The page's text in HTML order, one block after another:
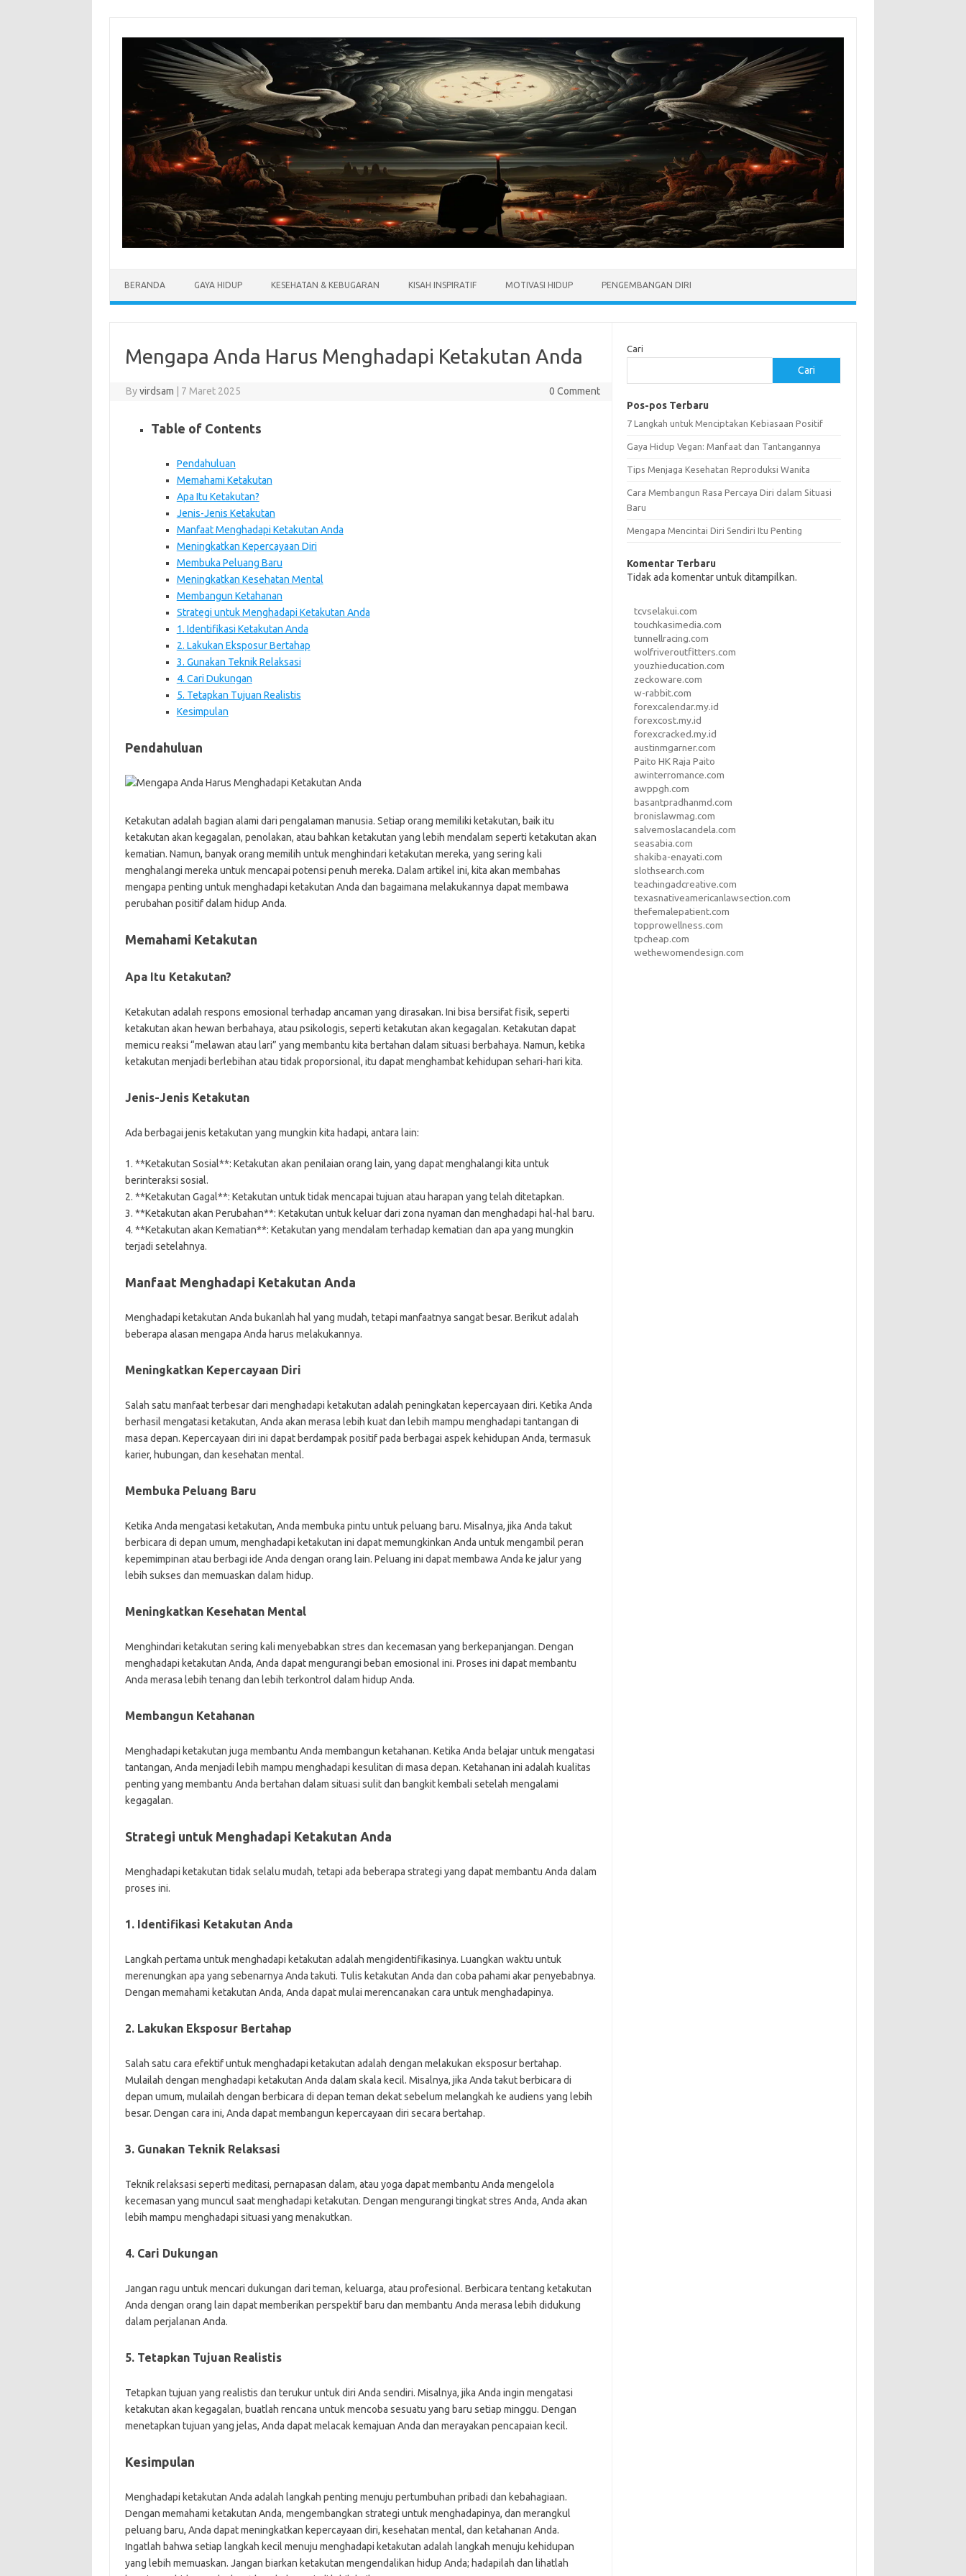
BERANDA GAYA HIDUP KESEHATAN & KEBUGARAN KISAH INSPIRATIF MOTIVASI HIDUP PENGEMBANGAN DIRI
Mengapa Anda Harus Menghadapi Ketakutan Anda
Byvirdsam 7 Maret 2025 0 Comment
Table of Contents
Pendahuluan
Memahami Ketakutan
Apa Itu Ketakutan?
Jenis-Jenis Ketakutan
Manfaat Menghadapi Ketakutan Anda
Meningkatkan Kepercayaan Diri
Membuka Peluang Baru
Meningkatkan Kesehatan Mental
Membangun Ketahanan
Strategi untuk Menghadapi Ketakutan Anda
1. Identifikasi Ketakutan Anda
2. Lakukan Eksposur Bertahap
3. Gunakan Teknik Relaksasi
4. Cari Dukungan
5. Tetapkan Tujuan Realistis
Kesimpulan
Pendahuluan
Ketakutan adalah bagian alami dari pengalaman manusia. Setiap orang memiliki ketakutan, baik itu
ketakutan akan kegagalan, penolakan, atau bahkan ketakutan yang lebih mendalam seperti ketakutan akan
kematian. Namun, banyak orang memilih untuk menghindari ketakutan mereka, yang sering kali
menghalangi mereka untuk mencapai potensi penuh mereka. Dalam artikel ini, kita akan membahas
mengapa penting untuk menghadapi ketakutan Anda dan bagaimana melakukannya dapat membawa
perubahan positif dalam hidup Anda.
Memahami Ketakutan
Apa Itu Ketakutan?
Ketakutan adalah respons emosional terhadap ancaman yang dirasakan. Ini bisa bersifat fisik, seperti
ketakutan akan hewan berbahaya, atau psikologis, seperti ketakutan akan kegagalan. Ketakutan dapat
memicu reaksi “melawan atau lari” yang membantu kita bertahan dalam situasi berbahaya. Namun, ketika
ketakutan menjadi berlebihan atau tidak proporsional, itu dapat menghambat kehidupan sehari-hari kita.
Jenis-Jenis Ketakutan
Ada berbagai jenis ketakutan yang mungkin kita hadapi, antara lain:
1. **Ketakutan Sosial**: Ketakutan akan penilaian orang lain, yang dapat menghalangi kita untuk
berinteraksi sosial.
2. **Ketakutan Gagal**: Ketakutan untuk tidak mencapai tujuan atau harapan yang telah ditetapkan.
3. **Ketakutan akan Perubahan**: Ketakutan untuk keluar dari zona nyaman dan menghadapi hal-hal baru.
4. **Ketakutan akan Kematian**: Ketakutan yang mendalam terhadap kematian dan apa yang mungkin
terjadi setelahnya.
Manfaat Menghadapi Ketakutan Anda
Menghadapi ketakutan Anda bukanlah hal yang mudah, tetapi manfaatnya sangat besar. Berikut adalah
beberapa alasan mengapa Anda harus melakukannya.
Meningkatkan Kepercayaan Diri
Salah satu manfaat terbesar dari menghadapi ketakutan adalah peningkatan kepercayaan diri. Ketika Anda
berhasil mengatasi ketakutan, Anda akan merasa lebih kuat dan lebih mampu menghadapi tantangan di
masa depan. Kepercayaan diri ini dapat berdampak positif pada berbagai aspek kehidupan Anda, termasuk
karier, hubungan, dan kesehatan mental.
Membuka Peluang Baru
Ketika Anda mengatasi ketakutan, Anda membuka pintu untuk peluang baru. Misalnya, jika Anda takut
berbicara di depan umum, menghadapi ketakutan ini dapat memungkinkan Anda untuk mengambil peran
kepemimpinan atau berbagi ide Anda dengan orang lain. Peluang ini dapat membawa Anda ke jalur yang
lebih sukses dan memuaskan dalam hidup.
Meningkatkan Kesehatan Mental
Menghindari ketakutan sering kali menyebabkan stres dan kecemasan yang berkepanjangan. Dengan
menghadapi ketakutan Anda, Anda dapat mengurangi beban emosional ini. Proses ini dapat membantu
Anda merasa lebih tenang dan lebih terkontrol dalam hidup Anda.
Membangun Ketahanan
Menghadapi ketakutan juga membantu Anda membangun ketahanan. Ketika Anda belajar untuk mengatasi
tantangan, Anda menjadi lebih mampu menghadapi kesulitan di masa depan. Ketahanan ini adalah kualitas
penting yang membantu Anda bertahan dalam situasi sulit dan bangkit kembali setelah mengalami
kegagalan.
Strategi untuk Menghadapi Ketakutan Anda
Menghadapi ketakutan tidak selalu mudah, tetapi ada beberapa strategi yang dapat membantu Anda dalam
proses ini.
1. Identifikasi Ketakutan Anda
Langkah pertama untuk menghadapi ketakutan adalah mengidentifikasinya. Luangkan waktu untuk
merenungkan apa yang sebenarnya Anda takuti. Tulis ketakutan Anda dan coba pahami akar penyebabnya.
Dengan memahami ketakutan Anda, Anda dapat mulai merencanakan cara untuk menghadapinya.
2. Lakukan Eksposur Bertahap
Salah satu cara efektif untuk menghadapi ketakutan adalah dengan melakukan eksposur bertahap.
Mulailah dengan menghadapi ketakutan Anda dalam skala kecil. Misalnya, jika Anda takut berbicara di
depan umum, mulailah dengan berbicara di depan teman dekat sebelum melangkah ke audiens yang lebih
besar. Dengan cara ini, Anda dapat membangun kepercayaan diri secara bertahap.
3. Gunakan Teknik Relaksasi
Teknik relaksasi seperti meditasi, pernapasan dalam, atau yoga dapat membantu Anda mengelola
kecemasan yang muncul saat menghadapi ketakutan. Dengan mengurangi tingkat stres Anda, Anda akan
lebih mampu menghadapi situasi yang menakutkan.
4. Cari Dukungan
Jangan ragu untuk mencari dukungan dari teman, keluarga, atau profesional. Berbicara tentang ketakutan
Anda dengan orang lain dapat memberikan perspektif baru dan membantu Anda merasa lebih didukung
dalam perjalanan Anda.
5. Tetapkan Tujuan Realistis
Tetapkan tujuan yang realistis dan terukur untuk diri Anda sendiri. Misalnya, jika Anda ingin mengatasi
ketakutan akan kegagalan, buatlah rencana untuk mencoba sesuatu yang baru setiap minggu. Dengan
menetapkan tujuan yang jelas, Anda dapat melacak kemajuan Anda dan merayakan pencapaian kecil.
Kesimpulan
Menghadapi ketakutan Anda adalah langkah penting menuju pertumbuhan pribadi dan kebahagiaan.
Dengan memahami ketakutan Anda, mengembangkan strategi untuk menghadapinya, dan merangkul
peluang baru, Anda dapat meningkatkan kepercayaan diri, kesehatan mental, dan ketahanan Anda.
Ingatlah bahwa setiap langkah kecil menuju menghadapi ketakutan adalah langkah menuju kehidupan
yang lebih memuaskan. Jangan biarkan ketakutan mengendalikan hidup Anda; hadapilah dan lihatlah
Cari
Cari
Pos-pos Terbaru
7 Langkah untuk Menciptakan Kebiasaan Positif
Gaya Hidup Vegan: Manfaat dan Tantangannya
Tips Menjaga Kesehatan Reproduksi Wanita
Cara Membangun Rasa Percaya Diri dalam Situasi
Baru
Mengapa Mencintai Diri Sendiri Itu Penting
Komentar Terbaru
Tidak ada komentar untuk ditampilkan.
tcvselakui.com
touchkasimedia.com
tunnellracing.com
wolfriveroutfitters.com
youzhieducation.com
zeckoware.com
w-rabbit.com
forexcalendar.my.id
forexcost.my.id
forexcracked.my.id
austinmgarner.com
Paito HK Raja Paito
awinterromance.com
awppgh.com
basantpradhanmd.com
bronislawmag.com
salvemoslacandela.com
seasabia.com
shakiba-enayati.com
slothsearch.com
teachingadcreative.com
texasnativeamericanlawsection.com
thefemalepatient.com
topprowellness.com
tpcheap.com
wethewomendesign.com